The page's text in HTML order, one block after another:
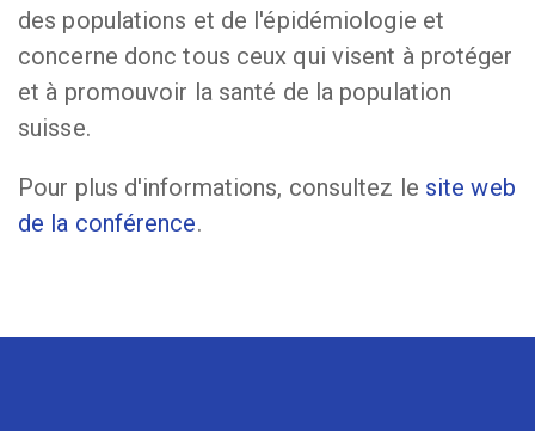
des populations et de l'épidémiologie et
concerne donc tous ceux qui visent à protéger
et à promouvoir la santé de la population
suisse.
Pour plus d'informations, consultez le site web
de la conférence.